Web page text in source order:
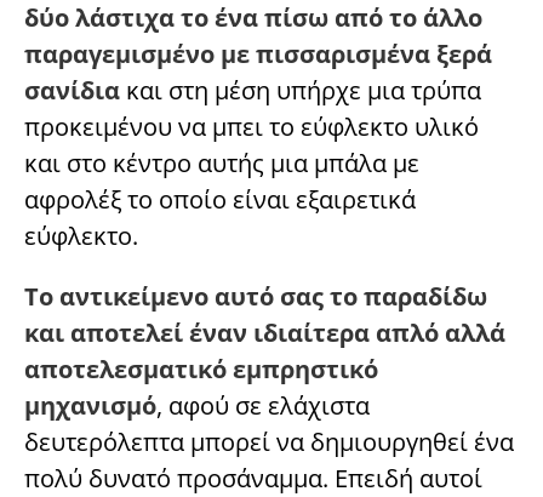
δύο λάστιχα το ένα πίσω από το άλλο
παραγεμισμένο με πισσαρισμένα ξερά
σανίδια και στη μέση υπήρχε μια τρύπα
προκειμένου να μπει το εύφλεκτο υλικό
και στο κέντρο αυτής μια μπάλα με
αφρολέξ το οποίο είναι εξαιρετικά
εύφλεκτο.
Το αντικείμενο αυτό σας το παραδίδω
και αποτελεί έναν ιδιαίτερα απλό αλλά
αποτελεσματικό εμπρηστικό
μηχανισμό, αφού σε ελάχιστα
δευτερόλεπτα μπορεί να δημιουργηθεί ένα
πολύ δυνατό προσάναμμα. Επειδή αυτοί